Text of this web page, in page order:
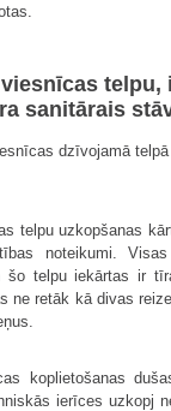
viesnīcas telpu,
sanitārais
dzīvojamā
telpu uzkopšanas
noteikumi.
šo telpu iekārtas ir
ne retāk kā divas
koplietošanas
ierīces uzkopj